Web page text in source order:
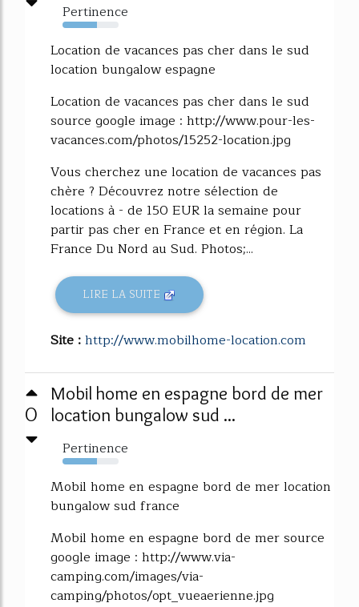
Pertinence
61%
Location de vacances pas cher dans le sud
location bungalow espagne
Location de vacances pas cher dans le sud
source google image : http://www.pour-les-
vacances.com/photos/15252-location.jpg
Vous cherchez une location de vacances pas
chère ? Découvrez notre sélection de
locations à - de 150 EUR la semaine pour
partir pas cher en France et en région. La
France Du Nord au Sud. Photos;...
LIRE LA SUITE
Site :http://www.mobilhome-location.com
0
Mobil home en espagne bord de mer
location bungalow sud ...
Pertinence
61%
Mobil home en espagne bord de mer location
bungalow sud france
Mobil home en espagne bord de mer source
google image : http://www.via-
camping.com/images/via-
camping/photos/opt_vueaerienne.jpg